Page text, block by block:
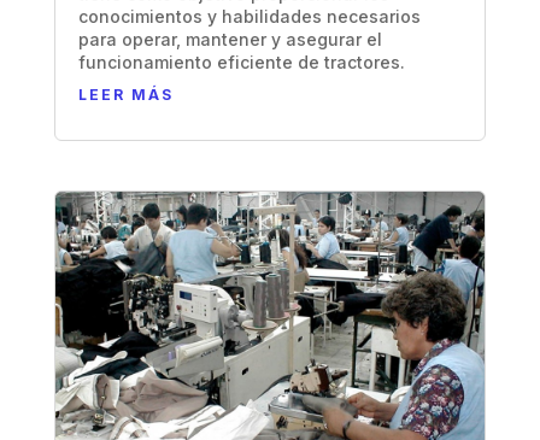
conocimientos y habilidades necesarios
para operar, mantener y asegurar el
funcionamiento eficiente de tractores.
LEER MÁS